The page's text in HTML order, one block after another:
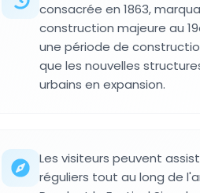
consacrée en 1863,
construction majeure au
une période de
que les nouvelles
urbains en expansion.
Les visiteurs peuvent
réguliers tout au long de